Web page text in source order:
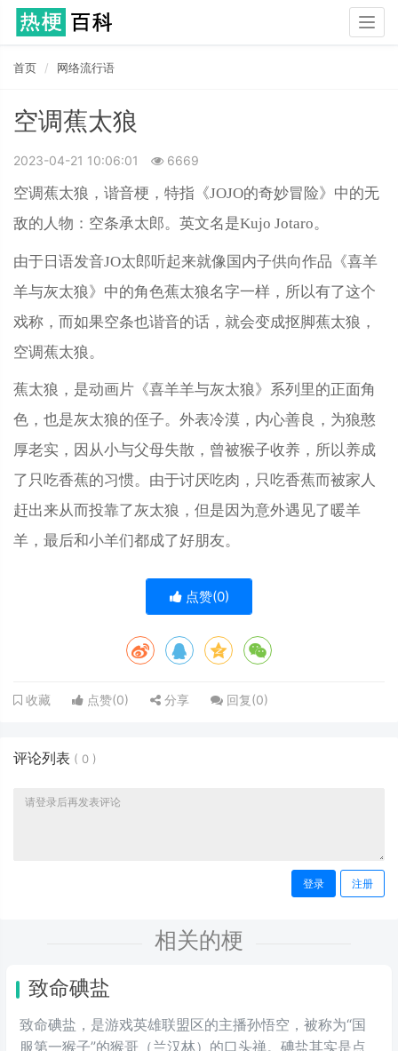
首页 网络流行语
空调蕉太狼
2023-04-21 10:06:01 6669
空调蕉太狼，谐音梗，特指《JOJO的奇妙冒险》中的无
敌的人物：空条承太郎。英文名是Kujo Jotaro。
由于日语发音JO太郎听起来就像国内子供向作品《喜羊
羊与灰太狼》中的角色蕉太狼名字一样，所以有了这个
戏称，而如‌‌‌‌‌‌‌‌‌果空条也谐音的话，就会变成抠脚蕉太狼，
空调蕉太狼。
蕉太狼，是动画片《喜羊羊与灰太狼》系列里的正面角
色，也是灰太狼的侄子。外表冷漠，内心善良，为狼憨
厚老实，因从小与父母失散，曾被猴子收养，所以养成
了只吃香蕉的习惯。由于讨厌吃肉，只吃香蕉而被家人
赶出来从而投靠了灰太狼，但是因为意外遇见了暖羊
羊，最后和小羊们都成了好朋友。
点赞(0)
收藏 点赞(0) 分享 回复(0)
评论列表 ( 0 )
登录 注册
相关的梗
致命碘盐
致命碘盐，是游戏英雄联盟区的主播孙悟空，被称为“国
服第一猴子”的猴哥（兰汉林）的口头禅。碘盐其实是点